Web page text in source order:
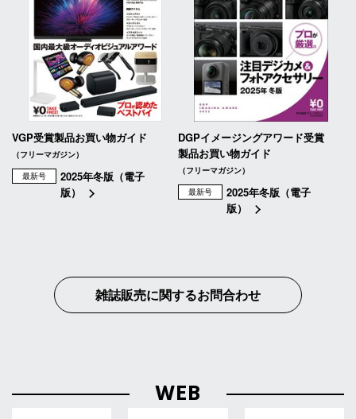
VGP受賞製品お買い物ガイド
（フリーマガジン）
最新号
2025年冬版（電子
版）
DGPイメージングアワード受賞
製品お買い物ガイド
（フリーマガジン）
最新号
2025年冬版（電子
版）
雑誌販売に関するお問合わせ
WEB